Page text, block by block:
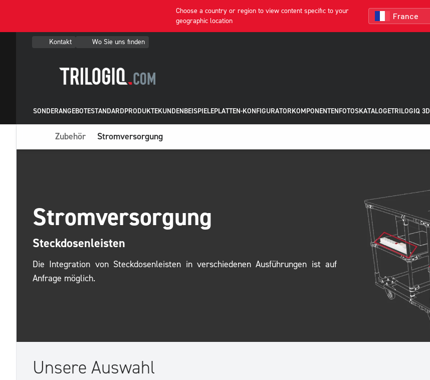
Choose a country or region to view content specific to your
geographic location
Kontakt Wo Sie uns finden
SONDERANGEBOTESTANDARDPRODUKTEKUNDENBEISPIELEPLATTEN-KONFIGURATORKOMPONENTENFOTOSKATALOGETRILOGIQ 3D
Zubehör Stromversorgung
Stromversorgung
Steckdosenleisten
Die Integration von Steckdosenleisten in verschiedenen Ausführungen ist auf
Anfrage möglich.
Unsere Auswahl